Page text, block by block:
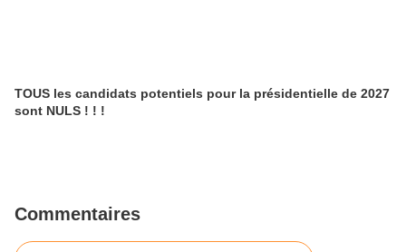
TOUS les candidats potentiels pour la présidentielle de 2027
sont NULS ! ! !
Commentaires